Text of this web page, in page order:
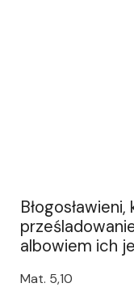
albowiem ich
Mat. 5,10